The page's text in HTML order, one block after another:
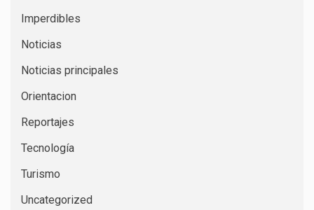
Imperdibles
Noticias
Noticias principales
Orientacion
Reportajes
Tecnología
Turismo
Uncategorized